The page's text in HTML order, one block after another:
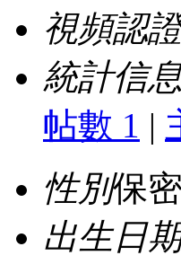
視頻認
統計信
帖數 1 |
性別保密
出生日